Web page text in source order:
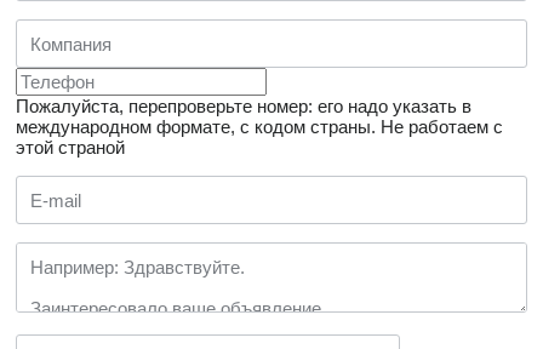
Пожалуйста, перепроверьте номер: его надо указать в
международном формате, с кодом страны. Не работаем с
этой страной